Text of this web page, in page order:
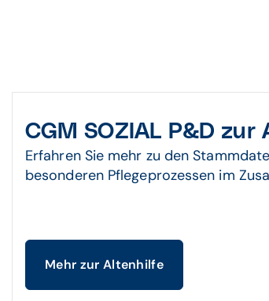
CGM SOZIAL P&D zur
Erfahren Sie mehr zu den
besonderen Pflegeprozessen im
Mehr zur Altenhilfe